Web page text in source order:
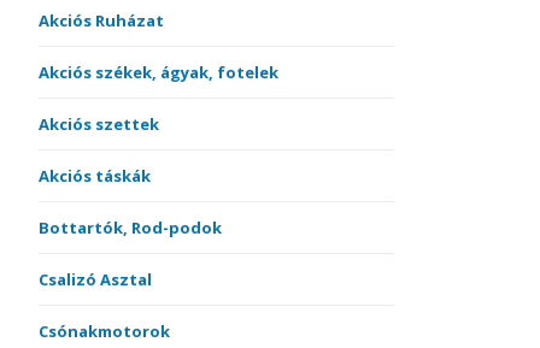
Akciós Ruházat
Akciós székek, ágyak, fotelek
Akciós szettek
Akciós táskák
Bottartók, Rod-podok
Csalizó Asztal
Csónakmotorok